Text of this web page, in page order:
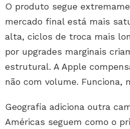
O produto segue
mercado final está mais
alta, ciclos de troca mais
por upgrades marginais
estrutural. A Apple
não com volume. Funciona,
Geografia adiciona outra
Américas seguem como o